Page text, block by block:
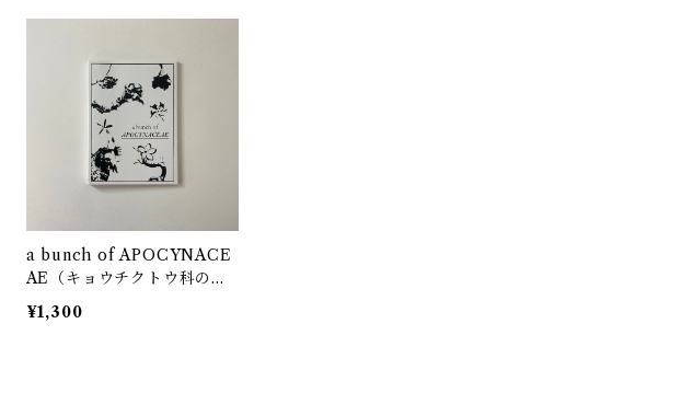
a bunch of APOCYNACE
AE（キョウチクトウ科の植
物）
¥1,300